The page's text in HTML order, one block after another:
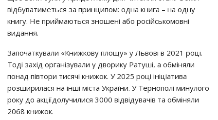
відбуватиметься за принципом: одна книга – на одну
книгу. Не приймаються зношені або російськомовні
видання.
Започаткували «Книжкову площу» у Львові в 2021 році.
Тоді захід організували у дворику Ратуші, а обміняли
понад півтори тисячі книжок. У 2025 році ініціатива
розширилася на інші міста України. У Тернополі минулого
року до акціїдолучилися 3000 відвідувачів та обміняли
2068 книжок.